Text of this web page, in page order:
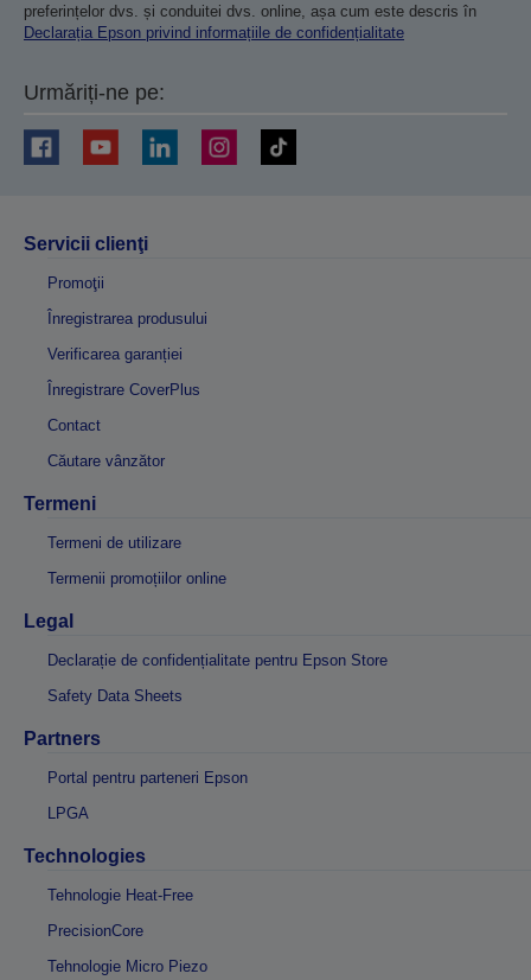
preferințelor dvs. și conduitei dvs. online, așa cum este descris în
Declarația Epson privind informațiile de confidențialitate
Urmăriți-ne pe:
Servicii clienţi
Promoţii
Înregistrarea produsului
Verificarea garanției
Înregistrare CoverPlus
Contact
Căutare vânzător
Termeni
Termeni de utilizare
Termenii promoțiilor online
Legal
Declarație de confidențialitate pentru Epson Store
Safety Data Sheets
Partners
Portal pentru parteneri Epson
LPGA
Technologies
Tehnologie Heat-Free
PrecisionCore
Tehnologie Micro Piezo